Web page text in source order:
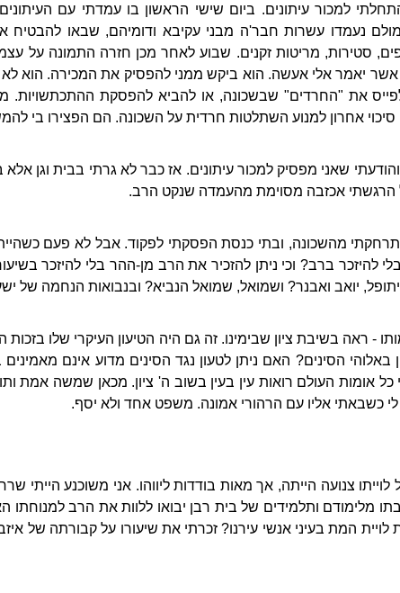
התחלתי למכור עיתונים. ביום שישי הראשון בו עמדתי עם
נעמדו עשרות חבר'ה מבני עקיבא ודומיהם, שבאו להבטיח
סטירות, מריטות זקנים. שבוע לאחר מכן חזרה התמונה על
אשר יאמר אלי אעשה. הוא ביקש ממני להפסיק את המכירה. הוא
את "החרדים" שבשכונה, או להביא להפסקת ההתכתשויות.
סיכוי אחרון למנוע השתלטות חרדית על השכונה. הם הפצירו בי
שאני מפסיק למכור עיתונים. אז כבר לא גרתי בבית וגן אלא
הרגשתי אכזבה מסוימת מהעמדה שנקט הרב.
מהשכונה, ובתי כנסת הפסקתי לפקוד. אבל לא פעם
להיזכר ברב? וכי ניתן להזכיר את הרב מן-ההר בלי להיזכר
יואב ואבנר? ושמואל, שמואל הנביא? ובנבואות הנחמה של
- ראה בשיבת ציון שבימינו. זה גם היה הטיעון העיקרי שלו
באלוהי הסינים? האם ניתן לטעון נגד הסינים מדוע אינם
כל אומות העולם רואות עין בעין בשוב ה' ציון. מכאן שמשה אמת
כשבאתי אליו עם הרהורי אמונה. משפט אחד ולא יסף.
צנועה הייתה, אך מאות בודדות ליווהו. אני משוכנע הייתי
מלימודם ותלמידים של בית רבן יבואו ללוות את הרב למנוחתו
לויית המת בעיני אנשי עירנו? זכרתי את שיעורו על קבורתה של